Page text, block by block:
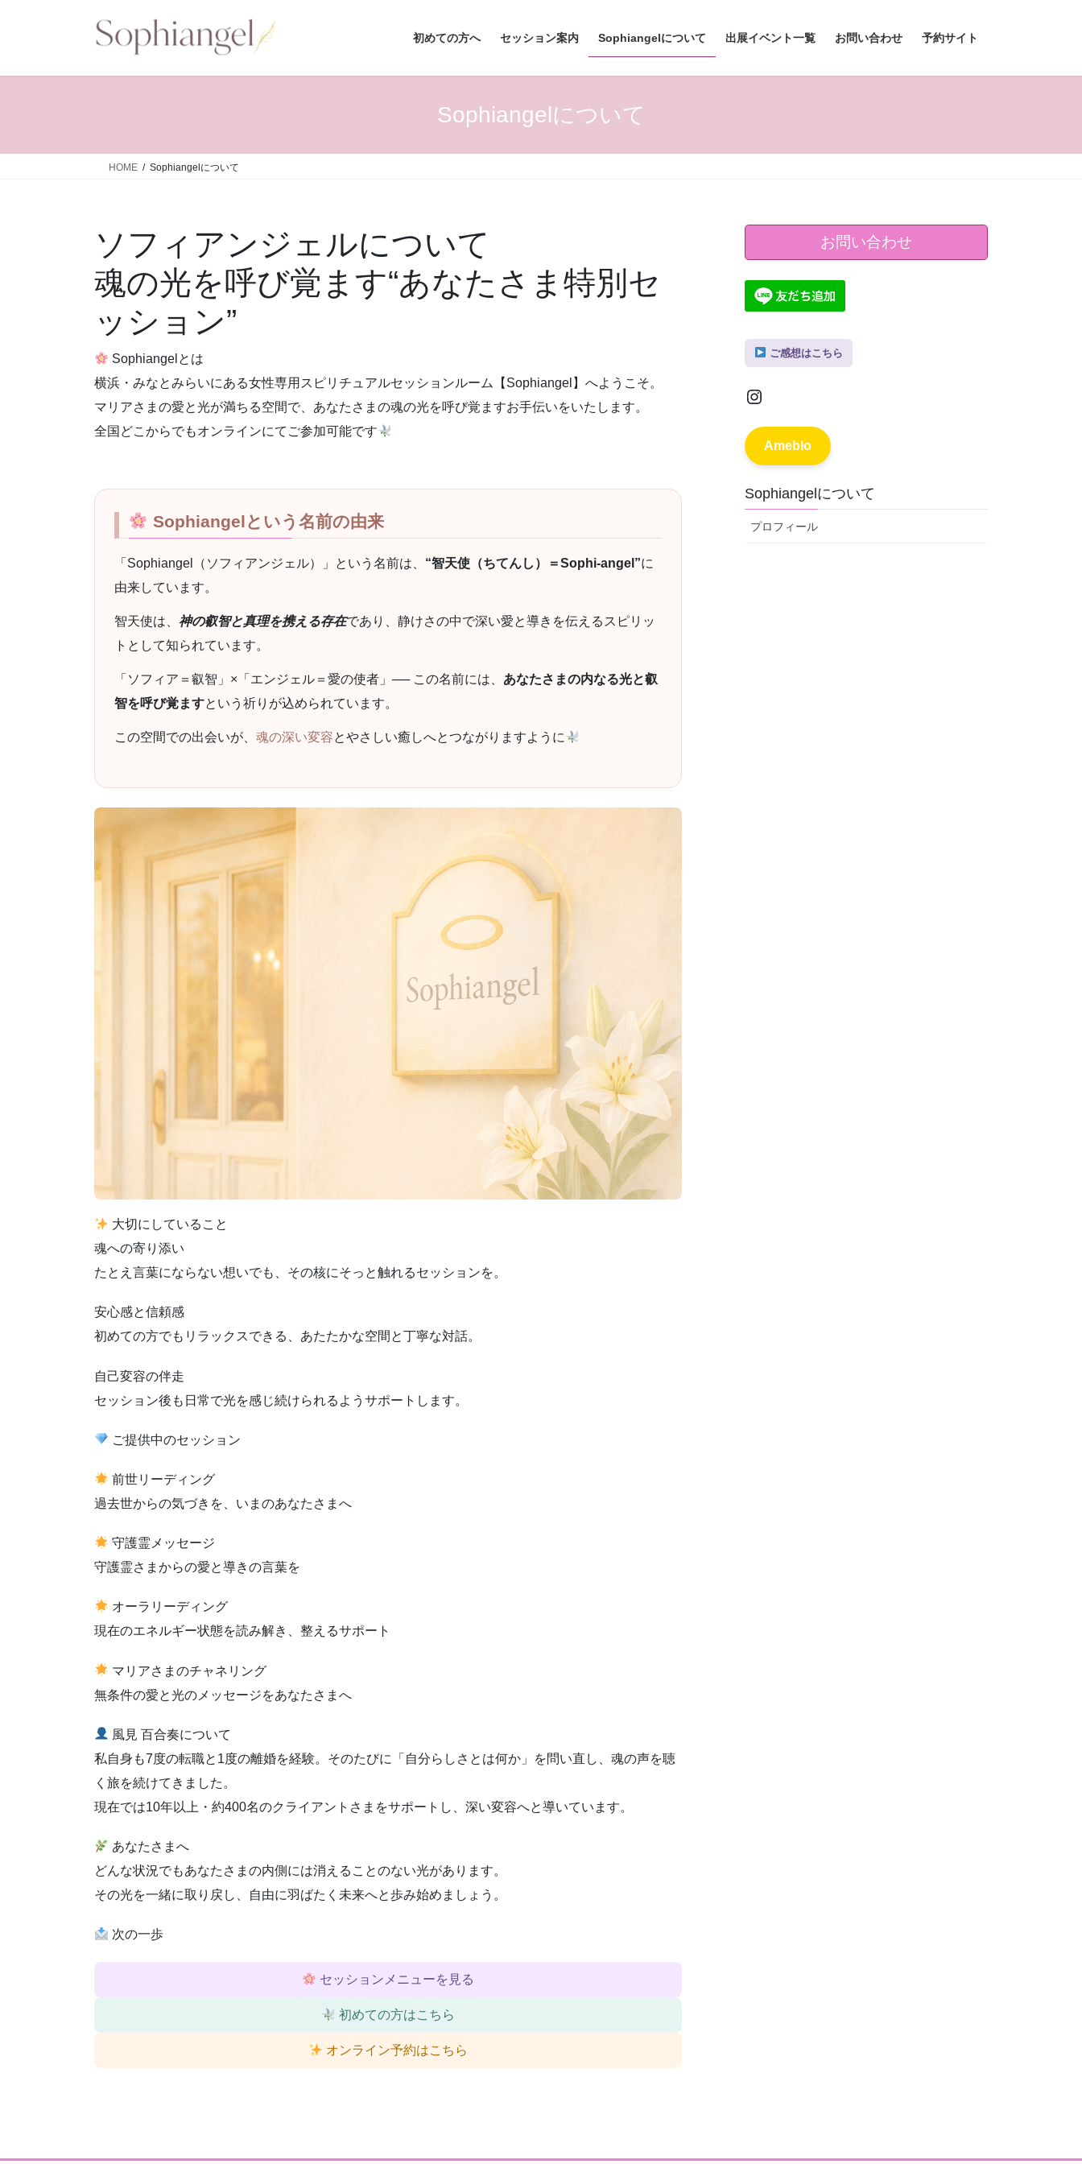
初めての方へ セッション案内 Sophiangelについて 出展イベント一覧 お問い合わせ 予約サイト
Sophiangelについて
HOME Sophiangelについて
ソフィアンジェルについて
魂の光を呼び覚ます“あなたさま特別セ
ッション”
Sophiangelとは
横浜・みなとみらいにある女性専用スピリチュアルセッションルーム【Sophiangel】へようこそ。
マリアさまの愛と光が満ちる空間で、あなたさまの魂の光を呼び覚ますお手伝いをいたします。
全国どこからでもオンラインにてご参加可能です
Sophiangelという名前の由来
「Sophiangel（ソフィアンジェル）」という名前は、 “智天使（ちてんし）＝Sophi-angel”に
由来しています。
智天使は、 神の叡智と真理を携える存在であり、静けさの中で深い愛と導きを伝えるスピリッ
トとして知られています。
「ソフィア＝叡智」×「エンジェル＝愛の使者」── この名前には、 あなたさまの内なる光と叡
智を呼び覚ますという祈りが込められています。
この空間での出会いが、 魂の深い変容とやさしい癒しへとつながりますように
大切にしていること
魂への寄り添い
たとえ言葉にならない想いでも、その核にそっと触れるセッションを。
安心感と信頼感
初めての方でもリラックスできる、あたたかな空間と丁寧な対話。
自己変容の伴走
セッション後も日常で光を感じ続けられるようサポートします。
ご提供中のセッション
前世リーディング
過去世からの気づきを、いまのあなたさまへ
守護霊メッセージ
守護霊さまからの愛と導きの言葉を
オーラリーディング
現在のエネルギー状態を読み解き、整えるサポート
マリアさまのチャネリング
無条件の愛と光のメッセージをあなたさまへ
風見 百合奏について
私自身も7度の転職と1度の離婚を経験。そのたびに「自分らしさとは何か」を問い直し、魂の声を聴
く旅を続けてきました。
現在では10年以上・約400名のクライアントさまをサポートし、深い変容へと導いています。
あなたさまへ
どんな状況でもあなたさまの内側には消えることのない光があります。
その光を一緒に取り戻し、自由に羽ばたく未来へと歩み始めましょう。
次の一歩
セッションメニューを見る
初めての方はこちら
オンライン予約はこちら
お問い合わせ
ご感想はこちら
Instagram
Ameblo
Sophiangelについて
プロフィール